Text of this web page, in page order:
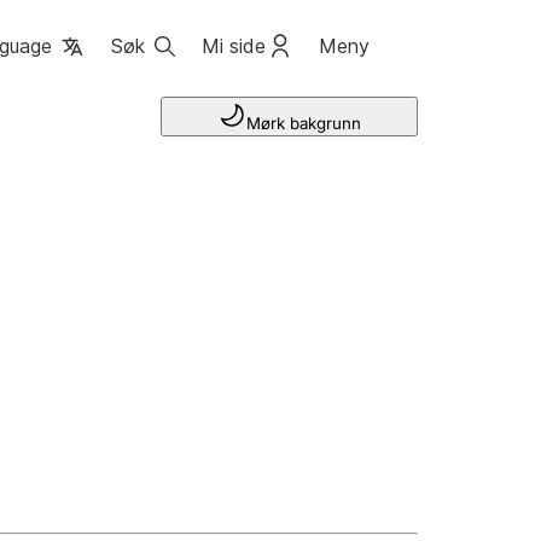
Søk Mi side Meny
Mørk bakgrunn